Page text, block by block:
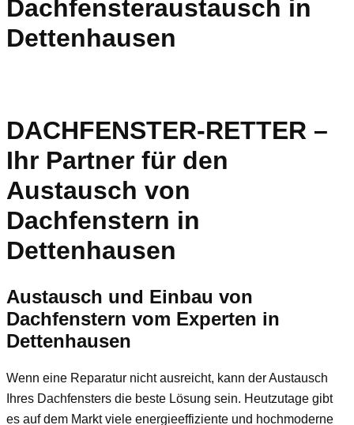
Dachfensteraustausch in
Dettenhausen
DACHFENSTER-RETTER –
Ihr Partner für den
Austausch von
Dachfenstern in
Dettenhausen
Austausch und Einbau von
Dachfenstern vom Experten in
Dettenhausen
Wenn eine Reparatur nicht ausreicht, kann der Austausch
Ihres Dachfensters die beste Lösung sein. Heutzutage gibt
es auf dem Markt viele energieeffiziente und hochmoderne